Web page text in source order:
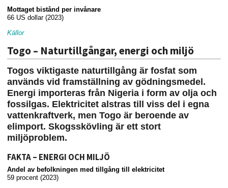
Mottaget bistånd per invånare
66 US dollar (2023)
Källor
Togo – Naturtillgångar, energi och miljö
Togos viktigaste naturtillgång är fosfat som
används vid framställning av gödningsmedel.
Energi importeras från Nigeria i form av olja och
fossilgas. Elektricitet alstras till viss del i egna
vattenkraftverk, men Togo är beroende av
elimport. Skogsskövling är ett stort
miljöproblem.
FAKTA – ENERGI OCH MILJÖ
Andel av befolkningen med tillgång till elektricitet
59 procent (2023)